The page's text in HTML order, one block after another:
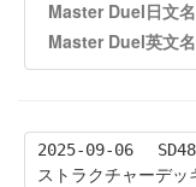
Master Duel日文名
Master Duel英文名
2025-09-06
ストラクチャーデッ